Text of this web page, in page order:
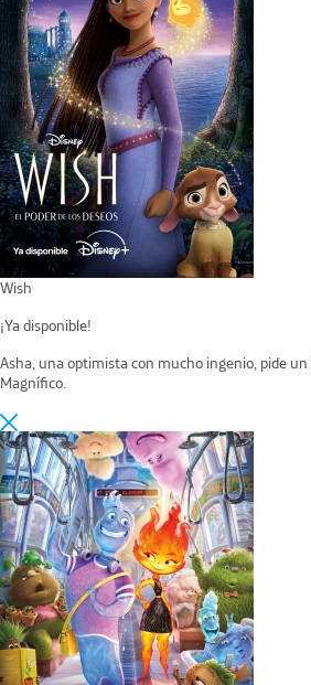
Wish
¡Ya disponible!
Asha, una optimista con mucho ingenio, pide
Magnífico.